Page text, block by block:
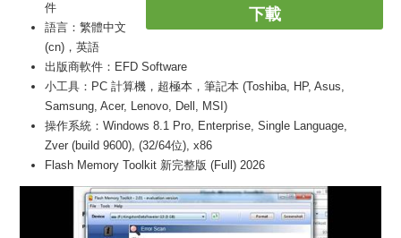
下載
件
語言：繁體中文
(cn)，英語
出版商軟件：EFD Software
小工具：PC 計算機，超極本，筆記本 (Toshiba, HP, Asus,
Samsung, Acer, Lenovo, Dell, MSI)
操作系統：Windows 8.1 Pro, Enterprise, Single Language,
Zver (build 9600), (32/64位), x86
Flash Memory Toolkit 新完整版 (Full) 2026